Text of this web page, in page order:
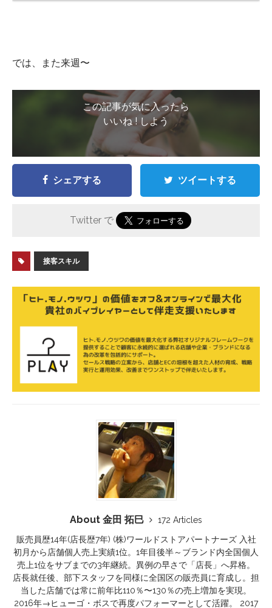
では、また来週〜
この記事が気に入ったら
いいね ! しよう
シェアする ツイートする
Twitter で
接客スキル
About 金田 拓巳
172 Articles
販売員歴14年(店長歴7年) (株)ワールドストアパートナーズ 入社
初月から店舗個人売上実績1位。1年目後半～ブランド内全国個人
売上1位をサブまでの3年継続。異例の早さで「店長」へ昇格。
店長就任後、部下スタッフを同様に全国区の販売員に育成し。担
当した店舗では常に前年比110％〜130％の売上増加を実現。
2016年→ヒューゴ・ボスで再度パフォーマーとして活躍。 2017